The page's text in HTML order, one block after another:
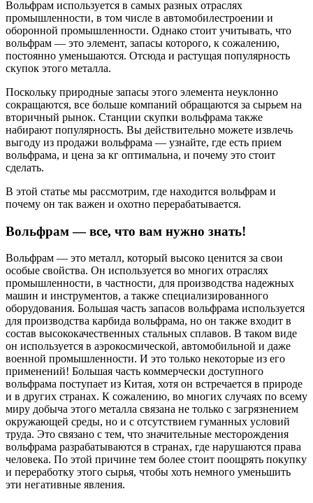
Вольфрам используется в самых разных отраслях
промышленности, в том числе в автомобилестроении и
оборонной промышленности. Однако стоит учитывать, что
вольфрам — это элемент, запасы которого, к сожалению,
постоянно уменьшаются. Отсюда и растущая популярность
скупок этого металла.
Поскольку природные запасы этого элемента неуклонно
сокращаются, все больше компаний обращаются за сырьем на
вторичный рынок. Станции скупки вольфрама также
набирают популярность. Вы действительно можете извлечь
выгоду из продажи вольфрама — узнайте, где есть прием
вольфрама, и цена за кг оптимальна, и почему это стоит
сделать.
В этой статье мы рассмотрим, где находится вольфрам и
почему он так важен и охотно перерабатывается.
Вольфрам — все, что вам нужно знать!
Вольфрам — это металл, который высоко ценится за свои
особые свойства. Он используется во многих отраслях
промышленности, в частности, для производства надежных
машин и инструментов, а также специализированного
оборудования. Большая часть запасов вольфрама используется
для производства карбида вольфрама, но он также входит в
состав высококачественных стальных сплавов. В таком виде
он используется в аэрокосмической, автомобильной и даже
военной промышленности. И это только некоторые из его
применений! Большая часть коммерчески доступного
вольфрама поступает из Китая, хотя он встречается в природе
и в других странах. К сожалению, во многих случаях по всему
миру добыча этого металла связана не только с загрязнением
окружающей среды, но и с отсутствием гуманных условий
труда. Это связано с тем, что значительные месторождения
вольфрама разрабатываются в странах, где нарушаются права
человека. По этой причине тем более стоит поощрять покупку
и переработку этого сырья, чтобы хоть немного уменьшить
эти негативные явления.